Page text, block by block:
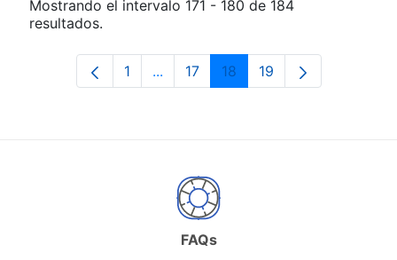
Mostrando el intervalo 171 - 180 de 184
resultados.
Página
1 ...Páginas intermedias Use TAB para
Página
17 Página
18 Página
19
FAQs